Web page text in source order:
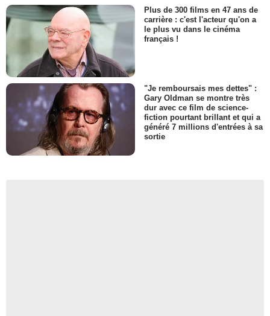
Plus de 300 films en 47 ans de
carrière : c'est l'acteur qu'on a
le plus vu dans le cinéma
français !
"Je remboursais mes dettes" :
Gary Oldman se montre très
dur avec ce film de science-
fiction pourtant brillant et qui a
généré 7 millions d'entrées à sa
sortie